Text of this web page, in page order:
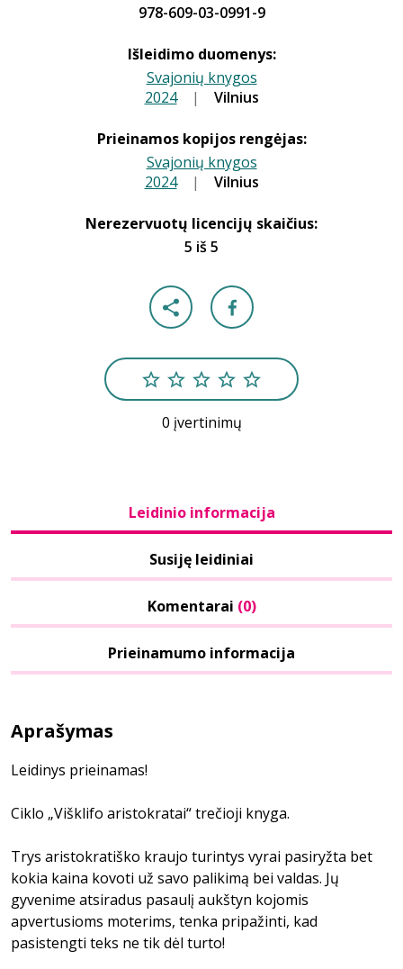
978-609-03-0991-9
Išleidimo duomenys:
Svajonių knygos
2024 | Vilnius
Prieinamos kopijos rengėjas:
Svajonių knygos
2024 | Vilnius
Nerezervuotų licencijų skaičius:
5 iš 5
0 įvertinimų
Leidinio informacija
Susiję leidiniai
Komentarai (0)
Prieinamumo informacija
Aprašymas
Leidinys prieinamas!
Ciklo „Višklifo aristokratai“ trečioji knyga.
Trys aristokratiško kraujo turintys vyrai pasiryžta bet
kokia kaina kovoti už savo palikimą bei valdas. Jų
gyvenime atsiradus pasaulį aukštyn kojomis
apvertusioms moterims, tenka pripažinti, kad
pasistengti teks ne tik dėl turto!